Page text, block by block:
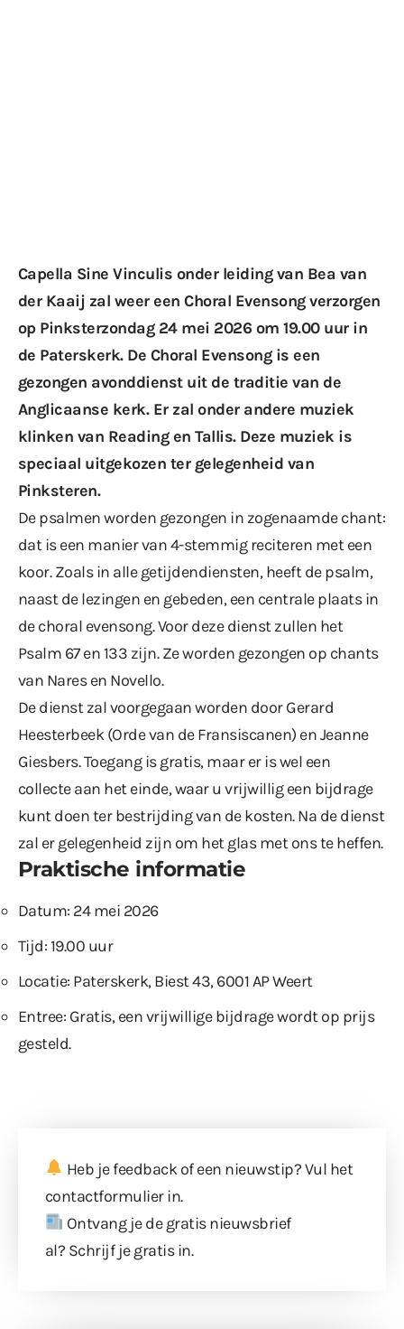
Capella Sine Vinculis onder leiding van Bea van
der Kaaij zal weer een Choral Evensong verzorgen
op Pinksterzondag 24 mei 2026 om 19.00 uur in
de Paterskerk. De Choral Evensong is een
gezongen avonddienst uit de traditie van de
Anglicaanse kerk. Er zal onder andere muziek
klinken van Reading en Tallis. Deze muziek is
speciaal uitgekozen ter gelegenheid van
Pinksteren.
De psalmen worden gezongen in zogenaamde chant:
dat is een manier van 4-stemmig reciteren met een
koor. Zoals in alle getijdendiensten, heeft de psalm,
naast de lezingen en gebeden, een centrale plaats in
de choral evensong. Voor deze dienst zullen het
Psalm 67 en 133 zijn. Ze worden gezongen op chants
van Nares en Novello.
De dienst zal voorgegaan worden door Gerard
Heesterbeek (Orde van de Fransiscanen) en Jeanne
Giesbers. Toegang is gratis, maar er is wel een
collecte aan het einde, waar u vrijwillig een bijdrage
kunt doen ter bestrijding van de kosten. Na de dienst
zal er gelegenheid zijn om het glas met ons te heffen.
Praktische informatie
Datum: 24 mei 2026
Tijd: 19.00 uur
Locatie: Paterskerk, Biest 43, 6001 AP Weert
Entree: Gratis, een vrijwillige bijdrage wordt op prijs
gesteld.
Heb je feedback of een nieuwstip? Vul het
contactformulierin.
Ontvang je de gratis nieuwsbrief
al? Schrijf je gratis in.